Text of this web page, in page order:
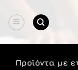
στο
περιεχόμενο
Προϊόντα με